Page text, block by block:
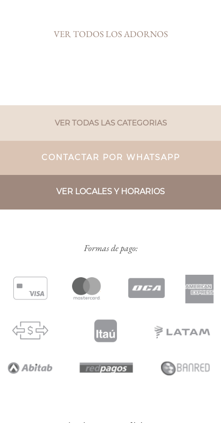
VER TODOS LOS ADORNOS
VER TODAS LAS CATEGORIAS
CONTACTAR POR WHATSAPP
VER LOCALES Y HORARIOS
Formas de pago: